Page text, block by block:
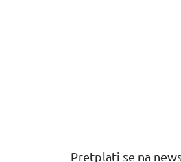
Pretplati se na